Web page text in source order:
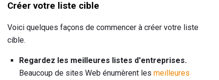
Créer votre liste cible
Voici quelques façons de commencer à créer votre liste
cible.
Regardez les meilleures listes d'entreprises.
Beaucoup de sites Web énumèrent les meilleures